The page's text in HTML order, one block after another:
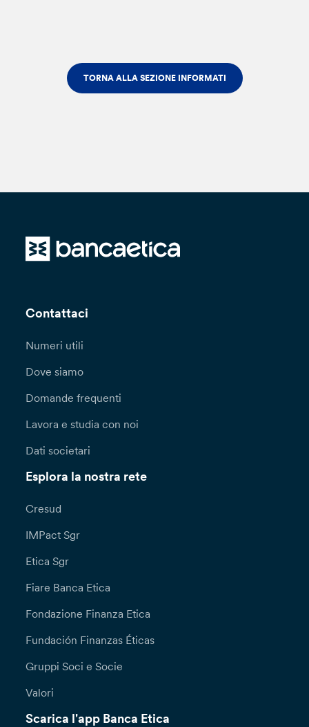
TORNA ALLA SEZIONE INFORMATI
Contattaci
Numeri utili
Dove siamo
Domande frequenti
Lavora e studia con noi
Dati societari
Esplora la nostra rete
Cresud
IMPact Sgr
Etica Sgr
Fiare Banca Etica
Fondazione Finanza Etica
Fundación Finanzas Éticas
Gruppi Soci e Socie
Valori
Scarica l'app Banca Etica